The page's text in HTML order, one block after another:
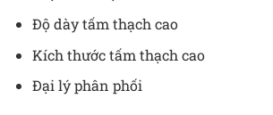
Độ dày tấm thạch cao
Kích thước tấm thạch cao
Đại lý phân phối